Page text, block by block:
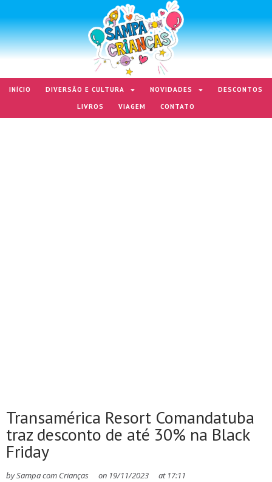
INÍCIO DIVERSÃO E CULTURA NOVIDADES
DESCONTOS
LIVROS
VIAGEM CONTATO
Transamérica Resort Comandatuba
traz desconto de até 30% na Black
Friday
bySampa com Crianças on 19/11/2023 at 17:11